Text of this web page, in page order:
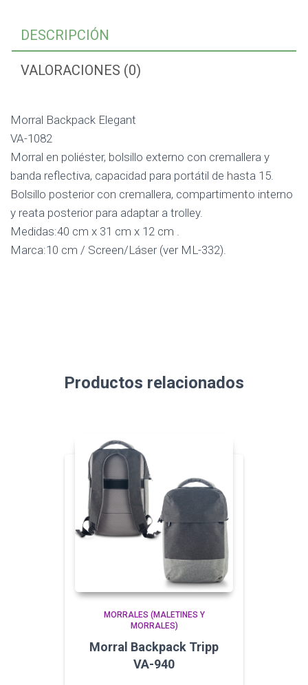
DESCRIPCIÓN
VALORACIONES (0)
Morral Backpack Elegant
VA-1082
Morral en poliéster, bolsillo externo con cremallera y
banda reflectiva, capacidad para portátil de hasta 15.
Bolsillo posterior con cremallera, compartimento interno
y reata posterior para adaptar a trolley.
Medidas:40 cm x 31 cm x 12 cm .
Marca:10 cm / Screen/Láser (ver ML-332).
Productos relacionados
MORRALES (MALETINES Y
MORRALES)
Morral Backpack Tripp
VA-940